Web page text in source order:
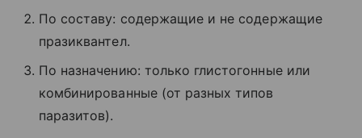
По составу: содержащие и не содержащие
празиквантел.
По назначению: только глистогонные или
комбинированные (от разных типов
паразитов).